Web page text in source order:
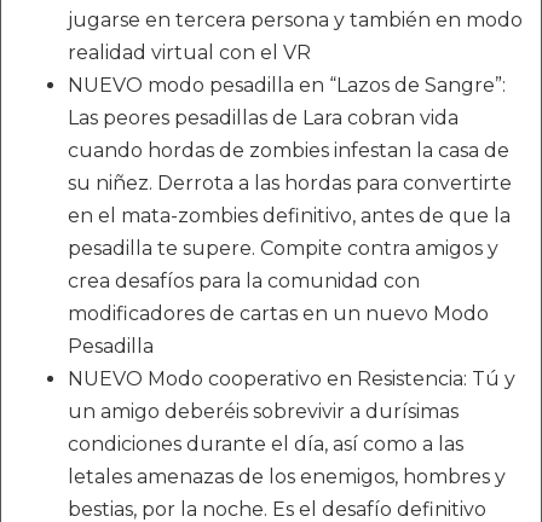
jugarse en tercera persona y también en modo
realidad virtual con el VR
NUEVO modo pesadilla en “Lazos de Sangre”:
Las peores pesadillas de Lara cobran vida
cuando hordas de zombies infestan la casa de
su niñez. Derrota a las hordas para convertirte
en el mata-zombies definitivo, antes de que la
pesadilla te supere. Compite contra amigos y
crea desafíos para la comunidad con
modificadores de cartas en un nuevo Modo
Pesadilla
NUEVO Modo cooperativo en Resistencia: Tú y
un amigo deberéis sobrevivir a durísimas
condiciones durante el día, así como a las
letales amenazas de los enemigos, hombres y
bestias, por la noche. Es el desafío definitivo